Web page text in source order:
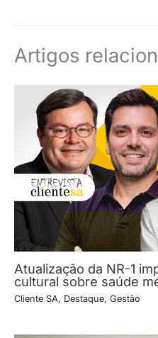
Artigos
Atualização da NR-1
cultural sobre saúde
Cliente SA, Destaque, Gestão